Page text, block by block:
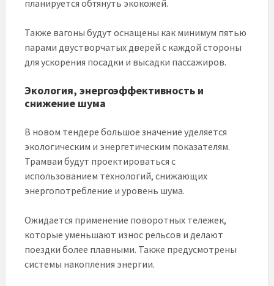
планируется обтянуть экокожей.
Также вагоны будут оснащены как минимум пятью
парами двустворчатых дверей с каждой стороны
для ускорения посадки и высадки пассажиров.
Экология, энергоэффективность и
снижение шума
В новом тендере большое значение уделяется
экологическим и энергетическим показателям.
Трамваи будут проектироваться с
использованием технологий, снижающих
энергопотребление и уровень шума.
Ожидается применение поворотных тележек,
которые уменьшают износ рельсов и делают
поездки более плавными. Также предусмотрены
системы накопления энергии.